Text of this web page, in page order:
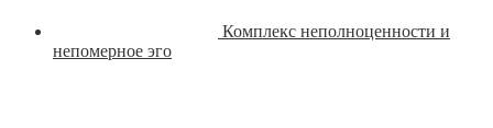
Комплекс неполноценности и
непомерное эго